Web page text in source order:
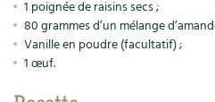
Cuisine saine
Le magazineLes 4 saisons
Séjourner en Trièves
Bricolages au jardin
Outils et ustensiles du jardin
Les chroniques de Marie
Forums
Jardin bio
1 poignée de raisins secs ;
80 grammes d’un mélange
Vanille en poudre (facultatif) ;
1 œuf.